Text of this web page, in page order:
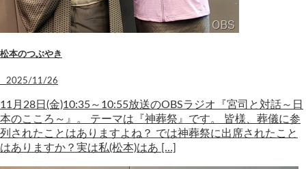
松本のつぶやき
2025/11/26
11月28日(金)10:35～10:55放送のOBSラジオ『宮司と対話～日
本のこころ～』。 テーマは『神葬祭』です。 皆様、葬儀に参
列されたことはありますよね？ では神葬祭に出席されたこと
はありますか？実は私(松本)はあ […]